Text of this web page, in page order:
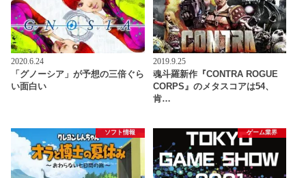
2020.6.24
「グノーシア」が予想の三倍ぐら
い面白い
2019.9.25
魂斗羅新作『CONTRA ROGUE
CORPS』のメタスコアは54、
肯…
ソフト情報 ゲーム業界